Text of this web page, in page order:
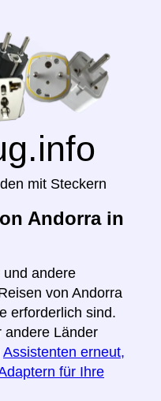
mit Steckern
Andorra in
und andere
von Andorra
erforderlich sind.
andere Länder
Assistenten erneut,
für Ihre